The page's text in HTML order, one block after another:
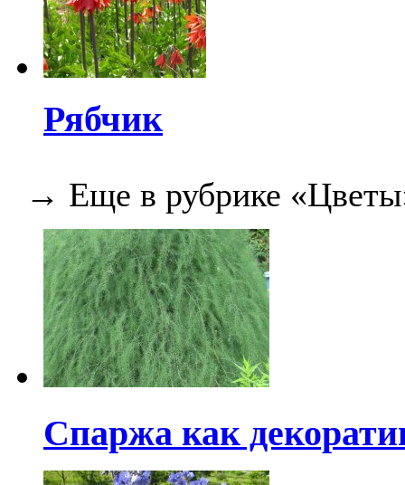
Рябчик
→ Еще в рубрике
Спаржа как